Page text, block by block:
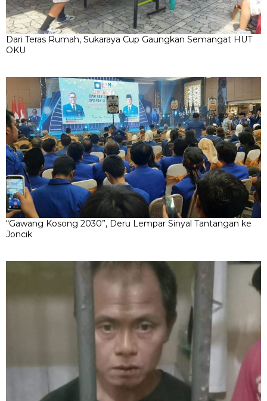
Dari Teras Rumah, Sukaraya Cup Gaungkan Semangat HUT
OKU
“Gawang Kosong 2030”, Deru Lempar Sinyal Tantangan ke
Joncik